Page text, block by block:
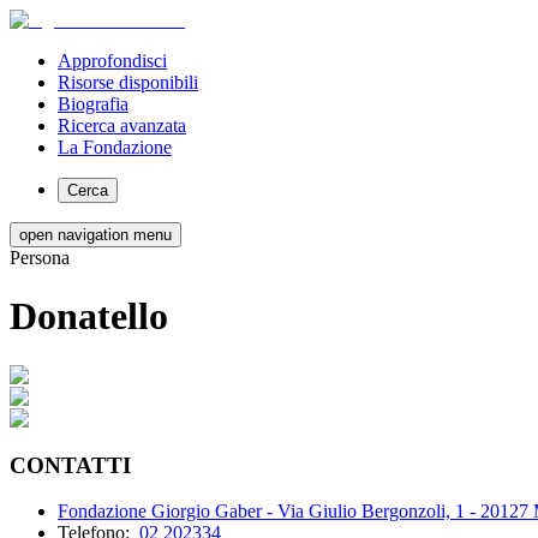
Approfondisci
Risorse disponibili
Biografia
Ricerca avanzata
La Fondazione
Cerca
open navigation menu
Persona
Donatello
CONTATTI
Fondazione Giorgio Gaber - Via Giulio Bergonzoli, 1 - 20127
Telefono: 02 202334